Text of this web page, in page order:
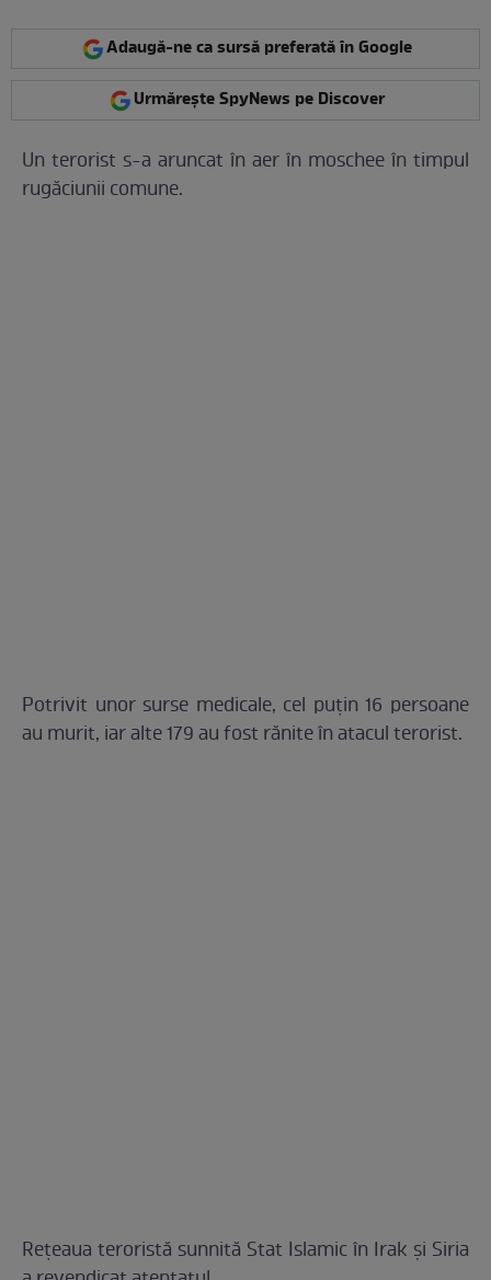
Adaugă-ne ca sursă preferată în Google
Urmărește SpyNews pe Discover
Un terorist s-a aruncat în aer în moschee în timpul
rugăciunii comune.
Potrivit unor surse medicale, cel puţin 16 persoane
au murit, iar alte 179 au fost rănite în atacul terorist.
Reţeaua teroristă sunnită Stat Islamic în Irak şi Siria